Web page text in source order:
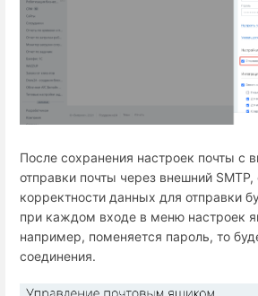
После сохранения настроек почты с
отправки почты через внешний SMTP,
корректности данных для отправки
при каждом входе в меню настроек
например, поменяется пароль, то
соединения.